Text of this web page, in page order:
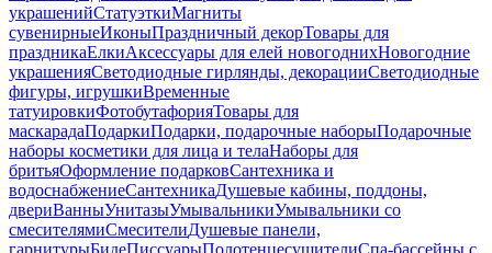
украшенийСтатуэткиМагниты
сувенирныеИконыПраздничный декорТовары для
праздникаЕлкиАксессуары для елей новогоднихНовогодние
украшенияСветодиодные гирлянды, декорацииСветодиодные
фигуры, игрушкиВременные
татуировкиФотобутафорияТовары для
маскарадаПодаркиПодарки, подарочные наборыПодарочные
наборы косметики для лица и телаНаборы для
бритьяОформление подарковСантехника и
водоснабжениеСантехникаДушевые кабины, поддоны,
двериВанныУнитазыУмывальникиУмывальники со
смесителямиСмесителиДушевые панели,
гарнитурыБидеПиссуарыПолотенцесушителиСпа-бассейны с